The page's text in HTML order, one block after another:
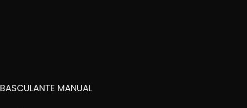
MANUAL